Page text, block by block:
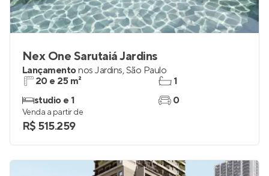
Nex One Sarutaiá Jardins
Lançamentonos Jardins,São Paulo
20 e 25 m²
studio e 1
1
0
Venda a partir de
R$ 515.259